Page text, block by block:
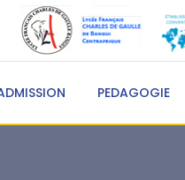
PEDAGOGIE